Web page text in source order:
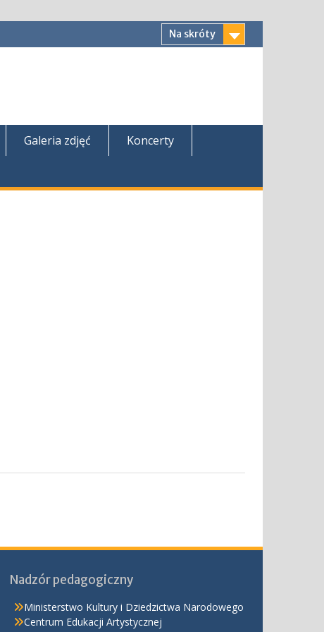
Na skróty
Galeria zdjęć
Koncerty
Nadzór pedagogiczny
Ministerstwo Kultury i Dziedzictwa Narodowego
Centrum Edukacji Artystycznej